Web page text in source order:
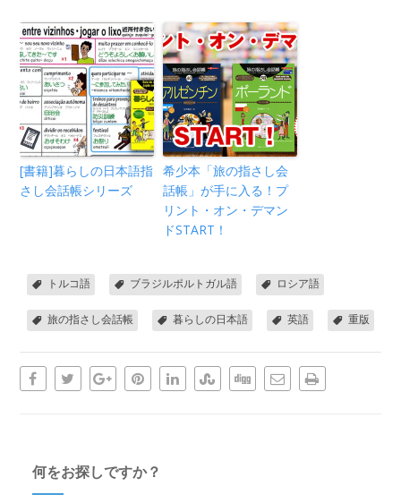
[書籍]暮らしの日本語指
さし会話帳シリーズ
希少本「旅の指さし会
話帳」が手に入る！プ
リント・オン・デマン
ドSTART！
トルコ語 ブラジルポルトガル語 ロシア語
旅の指さし会話帳 暮らしの日本語 英語 重版
何をお探しですか？